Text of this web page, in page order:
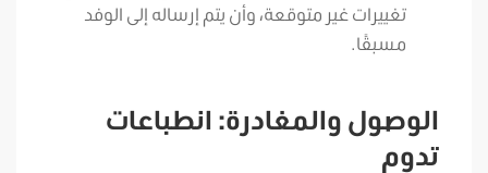
تغييرات غير متوقعة، وأن يتم إرساله إلى الوفد
مسبقًا.
الوصول والمغادرة: انطباعات
تدوم